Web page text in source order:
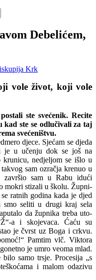
Debelićem,
Krk
vole život, koji vole
ste svećenik. Recite
kad ste se odlučivali za taj
svećeništvu.
djece. Sjećam se djeda
je u učenju dok se još na
nedjeljom se išlo u
sam ozračja krenuo u
završio sam u Rabu idući
mokri stizali u školu. Župni­
ratnih godina kada je djed
smo seliti u dru­gi kraj sela
da župnika treba uto­
a i skojevaca. Ćaću su
je čvrst uz Boga i crkvu.
Pamtim vlč. Viktora
je umro veoma mlad.
samo trsje. Proce­sija „s
i malom odazivu